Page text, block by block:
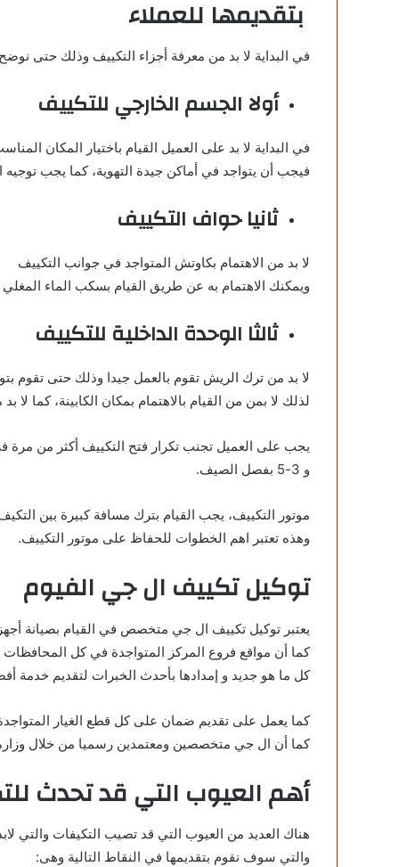
بتقديمها للعملاء
في البداية لا بد من معرفة أجزاء التكييف وذلك حتى
أولا الجسم الخارجي للتكييف
في البداية لا بد على العميل القيام باختيار المكان
فيجب أن يتواجد في أماكن جيدة التهوية، كما يجب
ثانيا حواف التكييف
لا بد من الاهتمام بكاوتش المتواجد في جوانب التكييف
ويمكنك الاهتمام به عن طريق القيام بسكب الماء
ثالثا الوحدة الداخلية للتكييف
لا بد من ترك الريش تقوم بالعمل جيدا وذلك حتى تقوم
لذلك لا بمن من القيام بالاهتمام بمكان الكابينة، كما
و 3-5 بفصل الصيف.
موتور التكييف، يجب القيام بترك مسافة كبيرة بين
وهذه تعتبر اهم الخطوات للحفاظ على موتور التكييف.
توكيل تكييف ال جي الفيوم
يعتبر توكيل تكييف ال جي متخصص في القيام بصيانة
كما أن مواقع فروع المركز المتواجدة في كل
كل ما هو جديد و إمدادها بأحدث الخبرات لتقديم خدمة
كما يعمل على تقديم ضمان على كل قطع الغيار المتواجدة
كما أن ال جي متخصصين ومعتمدين رسميا من خلال وزارة
أهم العيوب التيقد تحدث
هناك العديد من العيوب التي قد تصيب التكيفات والتي
والتي سوف نقوم بتقديمها في النقاط التالية وهى: